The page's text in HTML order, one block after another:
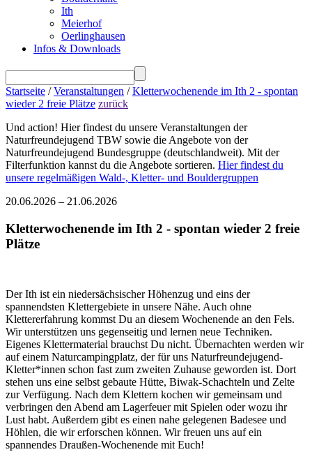
Ith
Meierhof
Oerlinghausen
Infos & Downloads
Startseite /Veranstaltungen /Kletterwochenende im Ith 2 - spontan
wieder 2 freie Plätze zurück
Und action! Hier findest du unsere Veranstaltungen der
Naturfreundejugend TBW sowie die Angebote von der
Naturfreundejugend Bundesgruppe (deutschlandweit). Mit der
Filterfunktion kannst du die Angebote sortieren. Hier findest du
unsere regelmäßigen Wald-, Kletter- und Bouldergruppen
20.06.2026 – 21.06.2026
Kletterwochenende im Ith 2 - spontan wieder 2 freie
Plätze
Der Ith ist ein niedersächsischer Höhenzug und eins der
spannendsten Klettergebiete in unsere Nähe. Auch ohne
Klettererfahrung kommst Du an diesem Wochenende an den Fels.
Wir unterstützen uns gegenseitig und lernen neue Techniken.
Eigenes Klettermaterial brauchst Du nicht. Übernachten werden wir
auf einem Naturcampingplatz, der für uns Naturfreundejugend-
Kletter*innen schon fast zum zweiten Zuhause geworden ist. Dort
stehen uns eine selbst gebaute Hütte, Biwak-Schachteln und Zelte
zur Verfügung. Nach dem Klettern kochen wir gemeinsam und
verbringen den Abend am Lagerfeuer mit Spielen oder wozu ihr
Lust habt. Außerdem gibt es einen nahe gelegenen Badesee und
Höhlen, die wir erforschen können. Wir freuen uns auf ein
spannendes Draußen-Wochenende mit Euch!